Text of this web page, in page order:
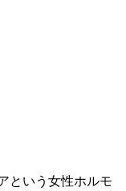
という女性ホルモ